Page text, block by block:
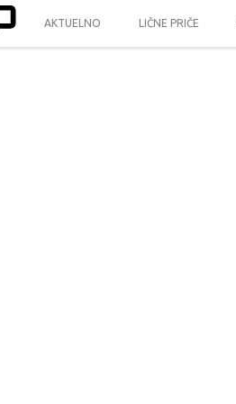
AKTUELNO LIČNE PRIČE